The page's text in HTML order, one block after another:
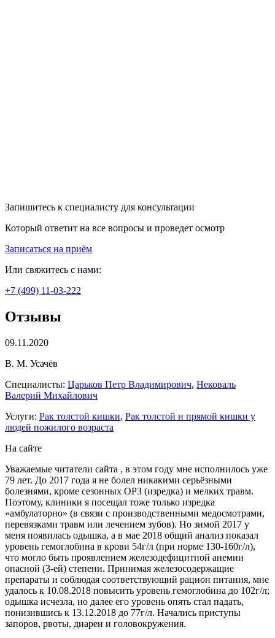
Запишитесь к специалисту для консультации
Который ответит на все вопросы и проведет осмотр
Записаться на приём
Или свяжитесь с нами:
+7 (499) 11-03-222
Отзывы
09.11.2020
В. М. Усачёв
Специалисты: Царьков Петр Владимирович, Нековаль
Валерий Михайлович
Услуги: Рак толстой кишки, Рак толстой и прямой кишки у
людей пожилого возраста
На сайте
Уважаемые читатели сайта , в этом году мне исполнилось уже
79 лет. До 2017 года я не болел никакими серьёзными
болезнями, кроме сезонных ОРЗ (изредка) и мелких травм.
Поэтому, клиники я посещал тоже только изредка
«амбулаторно» (в связи с производственными медосмотрами,
перевязками травм или лечением зубов). Но зимой 2017 у
меня появилась одышка, а в мае 2018 общий анализ показал
уровень гемоглобина в крови 54г/л (при норме 130-160г/л),
что могло быть проявлением железодефицитной анемии
опасной (3-ей) степени. Принимая железосодержащие
препараты и соблюдая соответствующий рацион питания, мне
удалось к 10.08.2018 повысить уровень гемоглобина до 102г/л;
одышка исчезла, но далее его уровень опять стал падать,
понизившись к 13.12.2018 до 77г/л. Начались приступы
запоров, рвоты, диареи и головокружения.